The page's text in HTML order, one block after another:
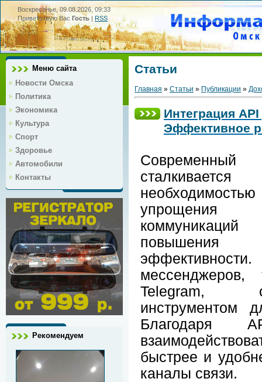
Воскресенье, 09.08.2026, 09:33
Приветствую Вас Гость|RSS
Меню сайта
Новости Омска
Политика
Экономика
Культура
Спорт
Здоровье
Автомобили
Контакты
Рекомендуем
Статьи
Главная » Статьи » Публикации »
Интеграция
Эффективное
Современный
необходимостью
упрощения
Telegram,
инструментом
Благодаря
быстрее и
каналы связи.